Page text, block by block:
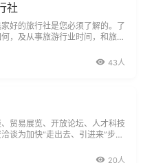
社
好的旅行社是您必须了解的。了
，及从事旅游行业时间，和旅行
旅行社。中国旅行社总社作为全43人
贸易展览、开放论坛、人才科技
谈为加快“走出去、引进来”步
20人